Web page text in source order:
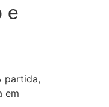
e
partida,
em